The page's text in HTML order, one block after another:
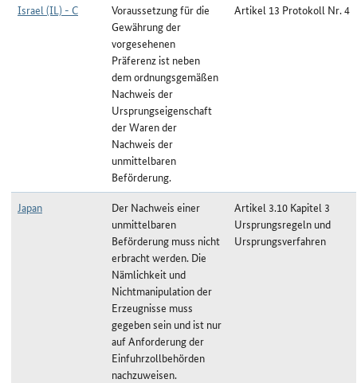
Israel (IL) - C
Voraussetzung für die
Gewährung der
vorgesehenen
Präferenz ist neben
dem ordnungsgemäßen
Nachweis der
Ursprungseigenschaft
der Waren der
Nachweis der
unmittelbaren
Beförderung.
Artikel 13 Protokoll Nr. 4
Japan
Der Nachweis einer
unmittelbaren
Beförderung muss nicht
erbracht werden. Die
Nämlichkeit und
Nichtmanipulation der
Erzeugnisse muss
gegeben sein und ist nur
auf Anforderung der
Einfuhrzollbehörden
nachzuweisen.
Artikel 3.10 Kapitel 3
Ursprungsregeln und
Ursprungsverfahren